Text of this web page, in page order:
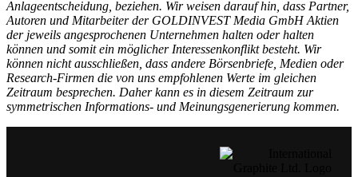
Anlageentscheidung, beziehen. Wir weisen darauf hin, dass Partner,
Autoren und Mitarbeiter der GOLDINVEST Media GmbH Aktien
der jeweils angesprochenen Unternehmen halten oder halten
können und somit ein möglicher Interessenkonflikt besteht. Wir
können nicht ausschließen, dass andere Börsenbriefe, Medien oder
Research-Firmen die von uns empfohlenen Werte im gleichen
Zeitraum besprechen. Daher kann es in diesem Zeitraum zur
symmetrischen Informations- und Meinungsgenerierung kommen.